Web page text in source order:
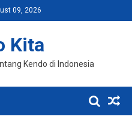
09, 2026
Kita
Kendo di Indonesia